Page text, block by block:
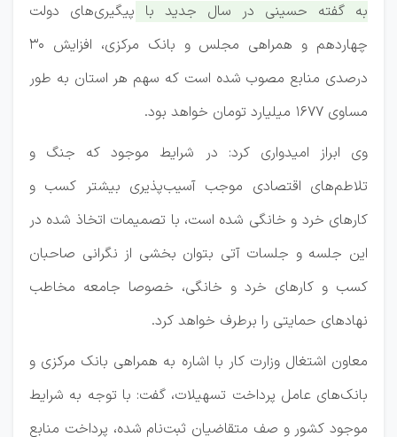
به گفته حسینی در سال جدید با پیگیری‌های دولت
چهاردهم و همراهی مجلس و بانک مرکزی، افزایش ۳۰
درصدی منابع مصوب شده است که سهم هر استان به طور
مساوی ۱۶۷۷ میلیارد تومان خواهد بود.
وی ابراز امیدواری کرد: در شرایط موجود که جنگ و
تلاطم‌های اقتصادی موجب آسیب‌پذیری بیشتر کسب و
کارهای خرد و خانگی شده است، با تصمیمات اتخاذ شده در
این جلسه و جلسات آتی بتوان بخشی از نگرانی صاحبان
کسب و کارهای خرد و خانگی، خصوصا جامعه مخاطب
نهادهای حمایتی را برطرف خواهد کرد.
معاون اشتغال وزارت کار با اشاره به همراهی بانک مرکزی و
بانک‌های عامل پرداخت تسهیلات، گفت: با توجه به شرایط
موجود کشور و صف متقاضیان ثبت‌نام شده، پرداخت منابع